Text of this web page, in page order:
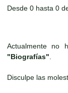
Desde 0 hasta 0
Actualmente no
"Biografías"
Disculpe las